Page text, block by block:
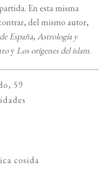
En esta misma
del mismo autor,
España, Astrología y
y Los orígenes del islam.
, 59
cosida